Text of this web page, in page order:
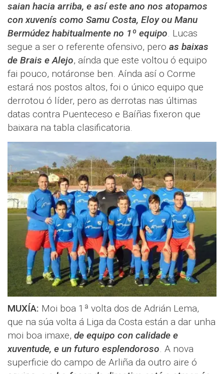
saian hacia arriba, e así este ano nos atopamos
con xuvenís como Samu Costa, Eloy ou Manu
Bermúdez habitualmente no 1º equipo. Lucas
segue a ser o referente ofensivo, pero as baixas
de Brais e Alejo, aínda que este voltou ó equipo
fai pouco, notáronse ben. Aínda así o Corme
estará nos postos altos, foi o único equipo que
derrotou ó líder, pero as derrotas nas últimas
datas contra Puenteceso e Baíñas fixeron que
baixara na tabla clasificatoria.
MUXÍA: Moi boa 1ª volta dos de Adrián Lema,
que na súa volta á Liga da Costa están a dar unha
moi boa imaxe, de equipo con calidade e
xuventude, e un futuro esplendoroso. A nova
superficie do campo de Arliña da outro aire ó